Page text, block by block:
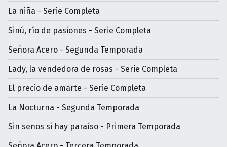
La niña - Serie Completa
Sinú, río de pasiones - Serie Completa
Señora Acero - Segunda Temporada
Lady, la vendedora de rosas - Serie Completa
El precio de amarte - Serie Completa
La Nocturna - Segunda Temporada
Sin senos si hay paraíso - Primera Temporada